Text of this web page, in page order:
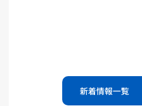
新着情報一覧